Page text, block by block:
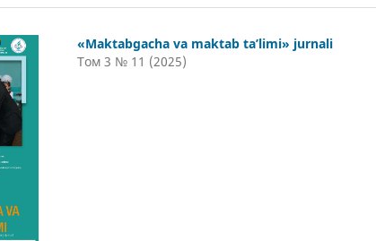
«Maktabgacha va maktab ta’limi» jurnali
Том 3 № 11 (2025)